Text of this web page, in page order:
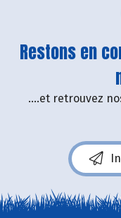
Restons en
....et retrouvez